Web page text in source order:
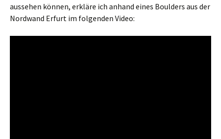
aussehen können, erkläre ich anhand eines Boulders aus der
Nordwand Erfurt im folgenden Video: